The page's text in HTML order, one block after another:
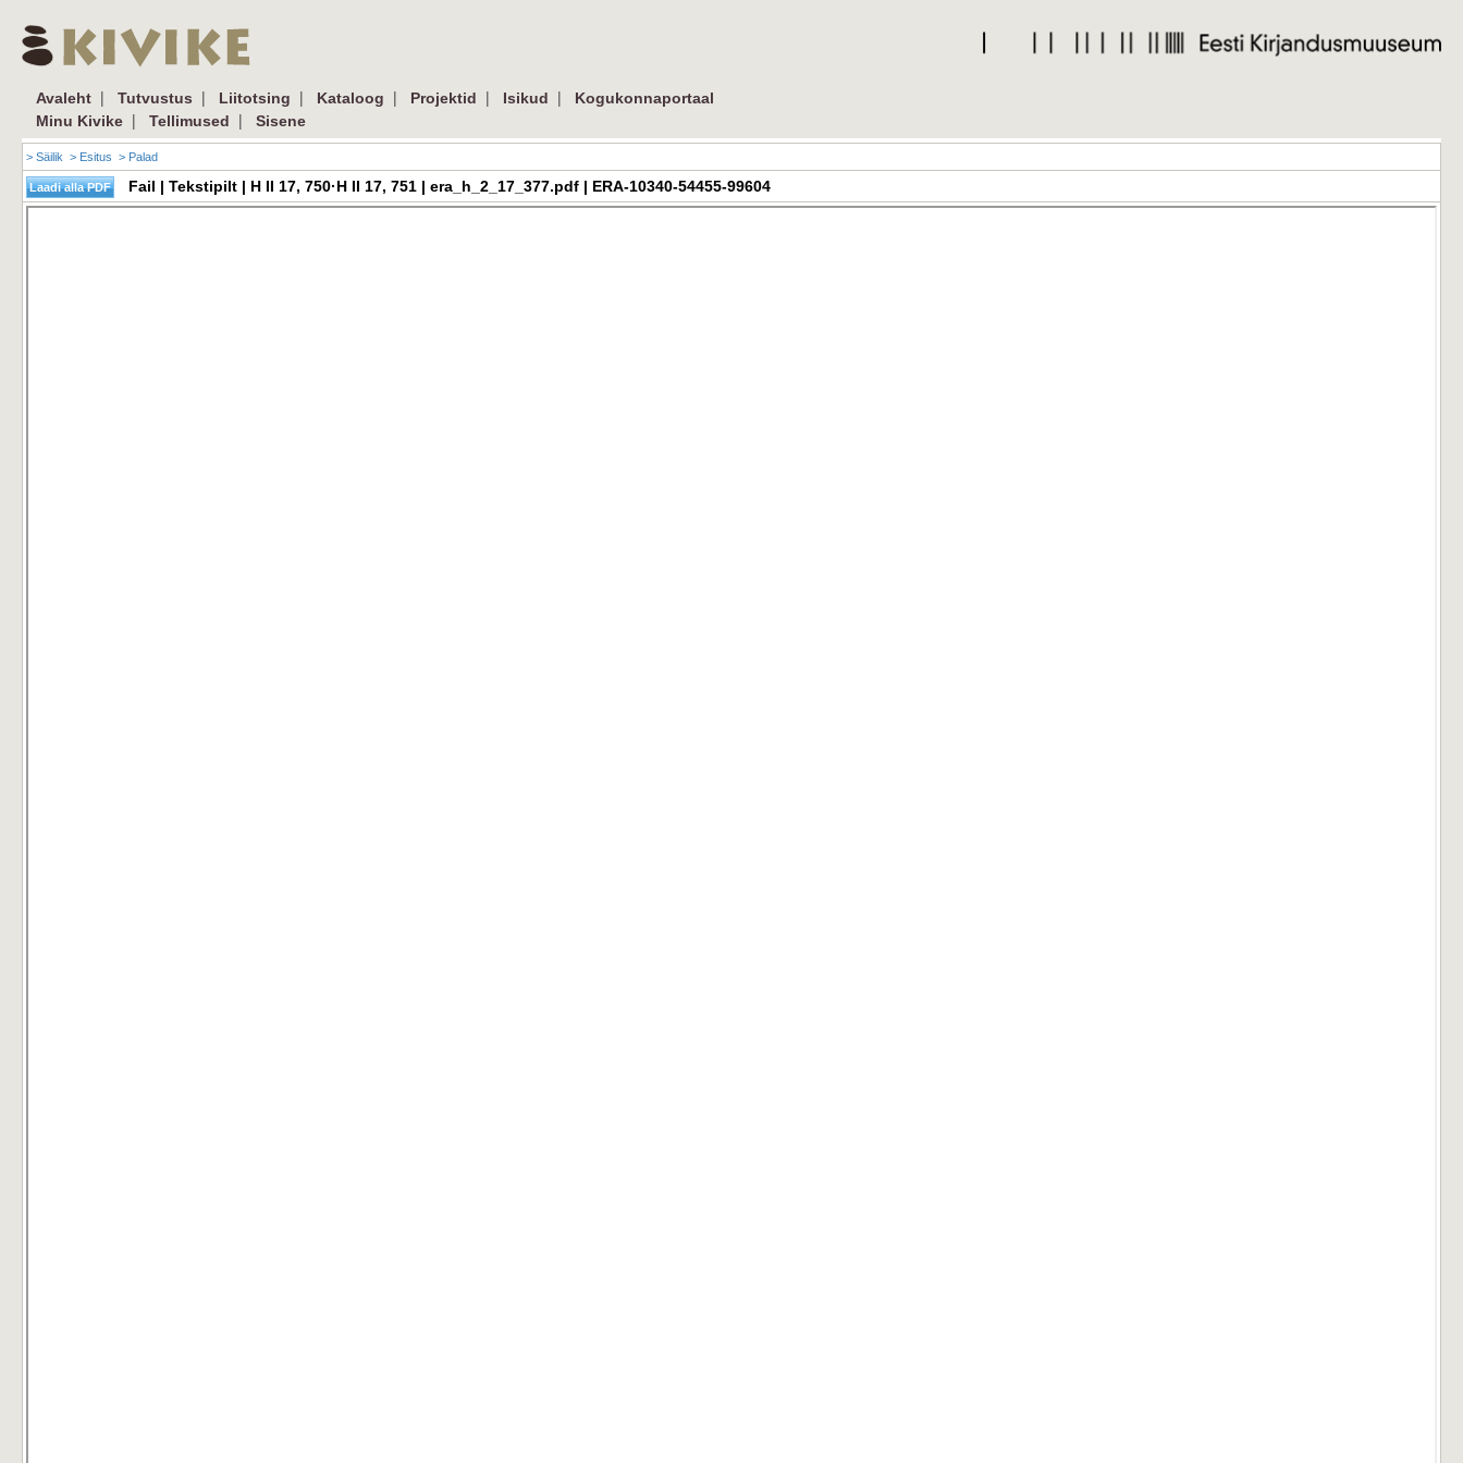
Avaleht | Tutvustus | Liitotsing | Kataloog | Projektid | Isikud |
Kogukonnaportaal
Minu Kivike | Tellimused | Sisene
> Säilik > Esitus > Palad
Fail | Tekstipilt | H II 17, 750·H II 17, 751 | era_h_2_17_377.pdf | ERA-10340-54455-99604